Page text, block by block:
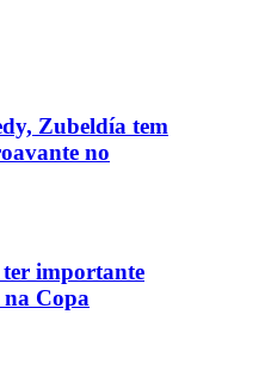
Zubeldía tem
no
ter importante
Copa